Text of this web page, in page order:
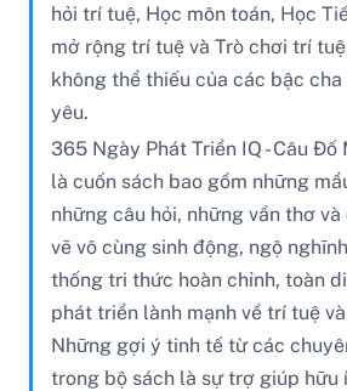
hỏi trí tuệ, Học môn toán, Học
mở rộng trí tuệ và Trò chơi trí
không thể thiếu của các bậc
yêu.
365 Ngày Phát Triển IQ - Câu Đố
là cuốn sách bao gồm những
những câu hỏi, những vần thơ
vẽ vô cùng sinh động, ngộ
thống tri thức hoàn chỉnh, toàn
phát triển lành mạnh về trí tuệ
Những gợi ý tinh tế từ các
trong bộ sách là sự trợ giúp hữu